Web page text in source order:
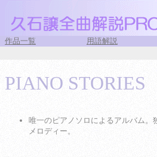
作品一覧 用語解説
PIANO STORIES
唯一のピアノソロによるアルバム
メロディー。